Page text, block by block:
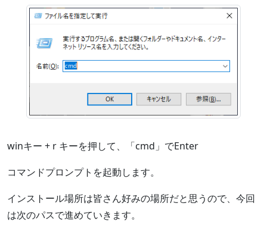
winキー + r キーを押して、「cmd」でEnter
コマンドプロンプトを起動します。
インストール場所は皆さん好みの場所だと思うので、今回
は次のパスで進めていきます。